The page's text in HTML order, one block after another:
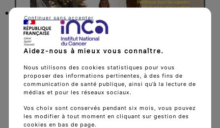
Aidez-nous à mieux vous connaître.
Nous utilisons des cookies statistiques pour vous
proposer des informations pertinentes, à des fins de
communication de santé publique, ainsi qu’à la lecture de
médias et pour les réseaux sociaux.
Vos choix sont conservés pendant six mois, vous pouvez
les modifier à tout moment en cliquant sur gestion des
cookies en bas de page.
Continuer sans accepter